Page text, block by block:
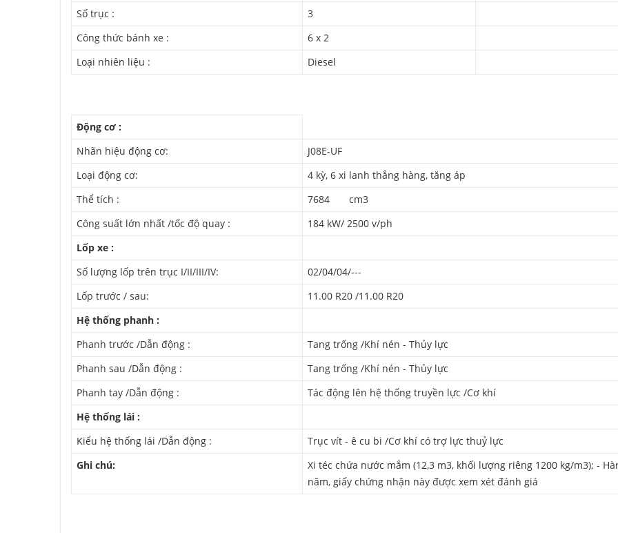
Số trục :
3
Công thức bánh xe :
6 x 2
Loại nhiên liệu :
Diesel
Động cơ :
Nhãn hiệu động cơ:
J08E-UF
Loại động cơ:
4 kỳ, 6 xi lanh thẳng hàng, tăng áp
Thể tích :
7684 cm3
Công suất lớn nhất /tốc độ quay :
184 kW/ 2500 v/ph
Lốp xe :
Số lượng lốp trên trục I/II/III/IV:
02/04/04/---
Lốp trước / sau:
11.00 R20 /11.00 R20
Hệ thống phanh :
Phanh trước /Dẫn động :
Tang trống /Khí nén - Thủy lực
Phanh sau /Dẫn động :
Tang trống /Khí nén - Thủy lực
Phanh tay /Dẫn động :
Tác động lên hệ thống truyền lực /Cơ khí
Hệ thống lái :
Kiểu hệ thống lái /Dẫn động :
Trục vít - ê cu bi /Cơ khí có trợ lực thuỷ lực
Ghi chú:
Xi téc chứa nước mắm (12,3 m3, khối lượng riêng 1200 kg/m3); -
năm, giấy chứng nhận này được xem xét đánh giá